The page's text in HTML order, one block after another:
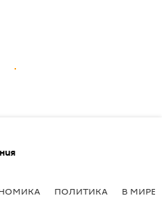
ПОЛИТИКА В МИРЕ